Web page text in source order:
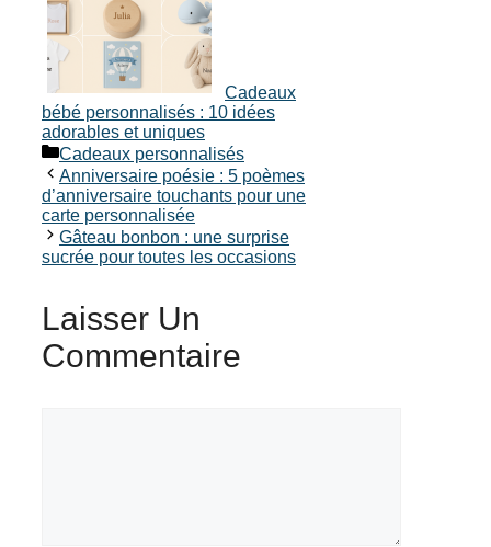
Cadeaux
bébé personnalisés : 10 idées
adorables et uniques
Catégories
Cadeaux personnalisés
Anniversaire poésie : 5 poèmes
d’anniversaire touchants pour une
carte personnalisée
Gâteau bonbon : une surprise
sucrée pour toutes les occasions
Laisser Un
Commentaire